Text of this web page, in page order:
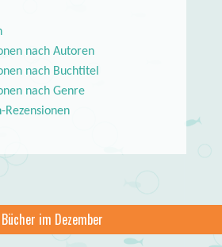
nach Autoren
nach Buchtitel
nach Genre
Rezensionen
im Dezember